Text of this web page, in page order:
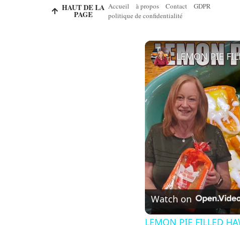
HAUT DE LA
PAGE
Accueil à propos Contact
GDPR
politique de confidentialité
Watch on
LEMON PIE FILLED